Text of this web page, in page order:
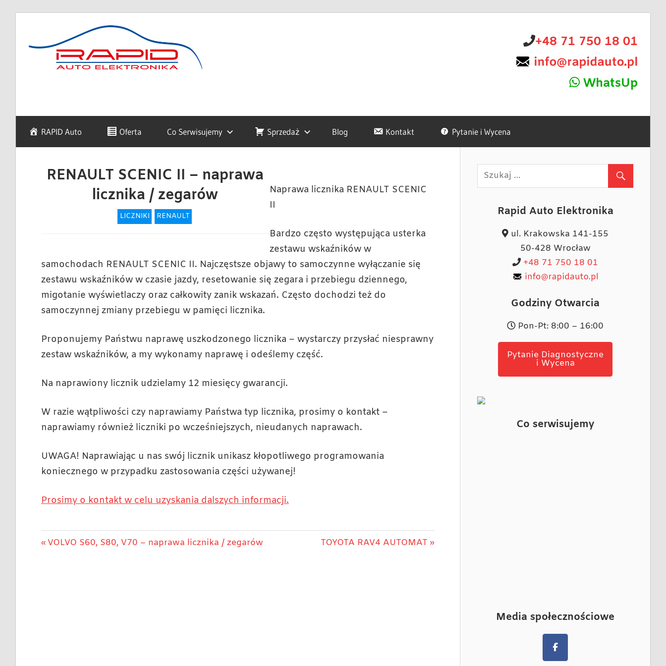
content
Auto
Elektronika
elektroniki
+48 71 750 18 01
WhatsUp
RAPID Auto Oferta Co Serwisujemy Sprzedaż Blog Kontakt Pytanie i Wycena
RENAULT SCENIC II – naprawa
licznika / zegarów
LICZNIKI RENAULT
Naprawa licznika RENAULT SCENIC
II
Bardzo często występująca usterka
zestawu wskaźników w
samochodach RENAULT SCENIC II. Najczęstsze objawy to samoczynne wyłączanie się
zestawu wskaźników w czasie jazdy, resetowanie się zegara i przebiegu dziennego,
migotanie wyświetlaczy oraz całkowity zanik wskazań. Często dochodzi też do
samoczynnej zmiany przebiegu w pamięci licznika.
Proponujemy Państwu naprawę uszkodzonego licznika – wystarczy przysłać niesprawny
zestaw wskaźników, a my wykonamy naprawę i odeślemy część.
Na naprawiony licznik udzielamy 12 miesięcy gwarancji.
W razie wątpliwości czy naprawiamy Państwa typ licznika, prosimy o kontakt –
naprawiamy również liczniki po wcześniejszych, nieudanych naprawach.
UWAGA! Naprawiając u nas swój licznik unikasz kłopotliwego programowania
koniecznego w przypadku zastosowania części używanej!
Prosimy o kontakt w celu uzyskania dalszych informacji.
Nawigacja
Previous
VOLVO S60, S80, V70 – naprawa licznika / zegarów
Next
TOYOTA RAV4 AUTOMAT
Rapid Auto Elektronika
ul. Krakowska 141-155
50-428 Wrocław
+48 71 750 18 01
Godziny Otwarcia
Pon-Pt: 8:00 – 16:00
Pytanie Diagnostyczne
i Wycena
Co serwisujemy
Media społecznościowe